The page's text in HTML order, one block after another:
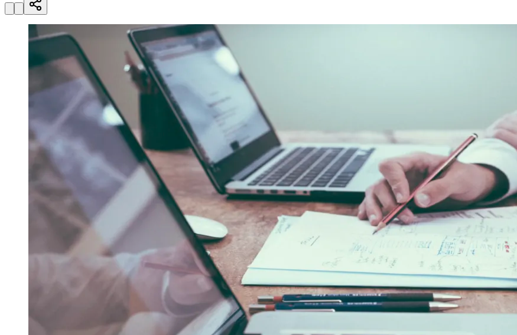
AldeiaAldeia da Serra
MilitarItapeviJandiraJardim AudirJardim BelvalJardim CalifórniaJardim dos AltosJardim dos CamargosJardim EsperançaJardim Graziela
CristinaJardim Maria Helena Jardim MutingaJardim ParaísoJardim Paulista
Parque dos CamargosParque ImperialParque Santa Luzia
Vila Engenho Novo Vila MárciaVila Nossa Sra. da Escada
Para Sua Empresa
Anuncie no Portal
Guia de Empresas
Divulgar Vagas
Novo
Publicidade Legal
Negócios Regionais
Turismo
Segurança Regional
Hospitais Estaduais
Cidades da Região
Santana de Parnaíba
Osasco Carapicuíba Jandira ItapeviCotiaPirapora do Bom JesusAraçariguamaCajamarCaieirasFranco da Rocha
Para Sua Empresa
Anuncie Regional
Guia de Empresas
Novo
Hub de Negócios
Portal Educacional
Agenda de Vestibulares